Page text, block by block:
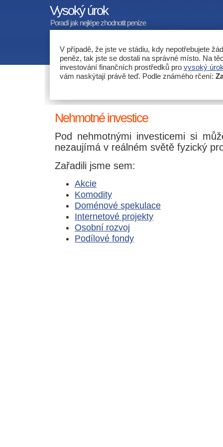
Vysoký úrok
Poradí jak nejlépe zhodnotit peníze
V případě, že jste ve stádiu, kdy nepotřebujete
peněz, tak jste se dostali na správné místo. Na
investování finančních prostředků pro vysoký
vám naskýtají právě teď. Podle známého rčení:
Nehmotné investice
Pod nehmotnými investicemi si
nezaujímá v reálném světě fyzický
Zařadili jsme sem:
Akcie
Komodity
Doménové spekulace
Internetové projekty
Osobní rozvoj
Podílové fondy